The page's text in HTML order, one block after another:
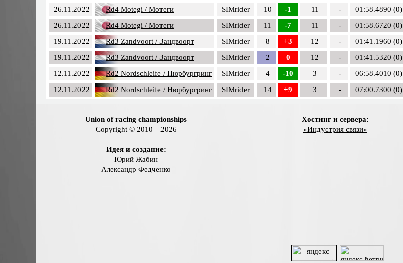
26.11.2022 Rd4 Motegi / Мотеги SIMrider 10 -1 11 - 01:58.4890 (0)
26.11.2022
Rd4 Motegi / Мотеги SIMrider 11 -7 11 - 01:58.6720 (0)
19.11.2022
Rd3 Zandvoort / Зандвоорт SIMrider 8 +3 12 - 01:41.1960 (0)
19.11.2022
Rd3 Zandvoort / Зандвоорт SIMrider 2 0 12 - 01:41.5320 (0)
12.11.2022
Rd2 Nordschleife / Нюрбургринг SIMrider 4 -10 3 - 06:58.4010 (0)
12.11.2022
Rd2 Nordschleife / Нюрбургринг SIMrider 14 +9 3 - 07:00.7300 (0)
Union of racing championships
Copyright © 2010—2026
Идея и создание:
Юрий Жабин
Александр Федченко
Хостинг и сервера:
«Индустрия связи»